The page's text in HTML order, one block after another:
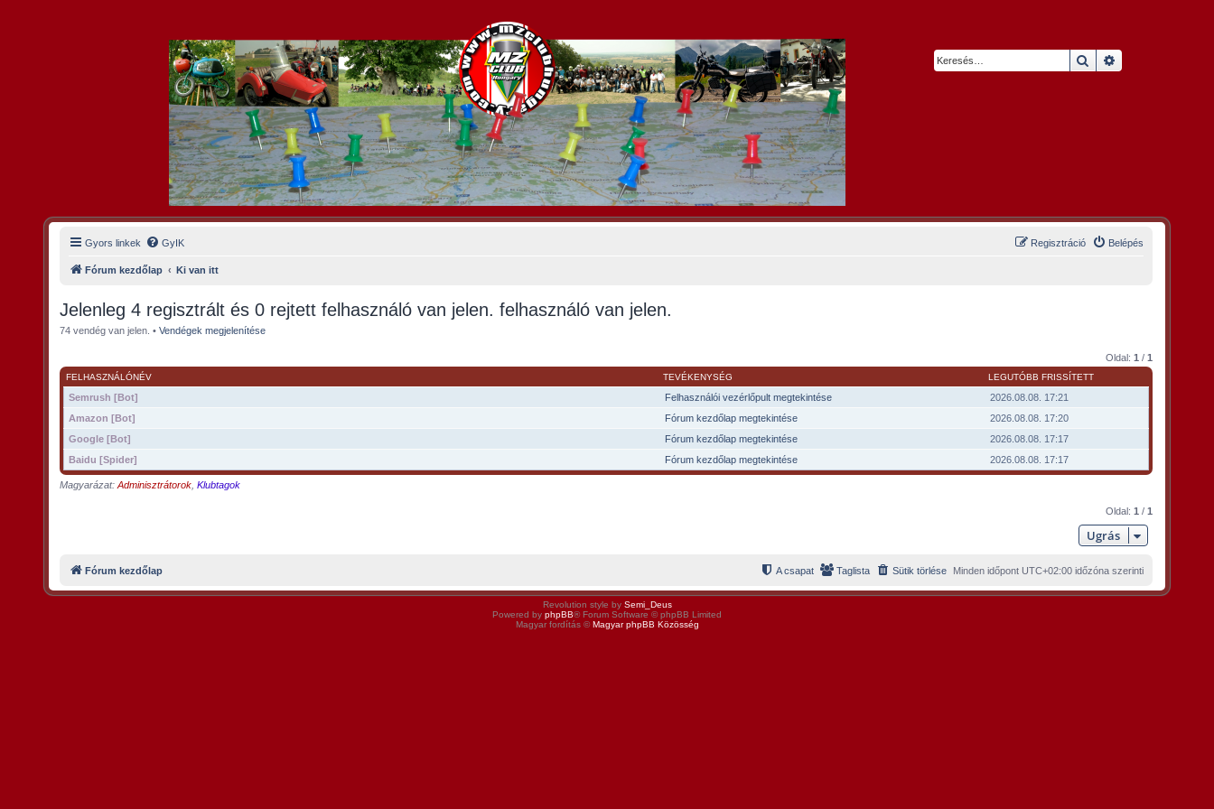
Keresés
Gyors linkek GyIK Belépés
Regisztráció
Fórum kezdőlap Ki van itt
Jelenleg 4 regisztrált és 0 rejtett felhasználó van jelen. felhasználó van jelen.
74 vendég van jelen. •Vendégek megjelenítése
Oldal: 1 / 1
FELHASZNÁLÓNÉV TEVÉKENYSÉG LEGUTÓBB FRISSÍTETT
Semrush [Bot] Felhasználói vezérlőpult megtekintése
2026.08.08. 17:21
Amazon [Bot]
Fórum kezdőlap megtekintése
2026.08.08. 17:20
Google [Bot]
Fórum kezdőlap megtekintése
2026.08.08. 17:17
Baidu [Spider]
Fórum kezdőlap megtekintése 2026.08.08. 17:17
Magyarázat:Adminisztrátorok ,Klubtagok
Oldal: 1 / 1
Ugrás
Fórum kezdőlap Minden időpont UTC+02:00időzóna szerinti
Sütik törlése
Taglista
A csapat
Revolution style by Semi_Deus
Powered by phpBB® Forum Software © phpBB Limited
Magyar fordítás ©Magyar phpBB Közösség